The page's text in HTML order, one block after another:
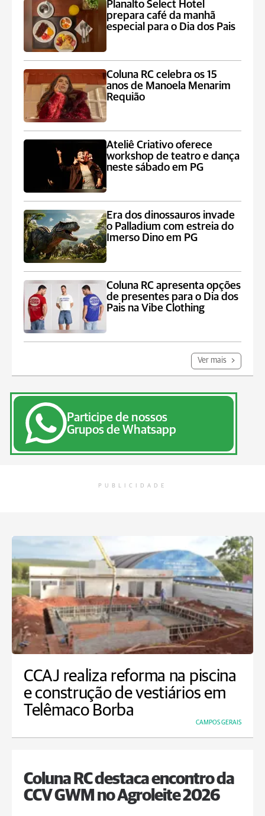
Planalto Select Hotel
prepara café da manhã
especial para o Dia dos Pais
Coluna RC celebra os 15
anos de Manoela Menarim
Requião
Ateliê Criativo oferece
workshop de teatro e dança
neste sábado em PG
Era dos dinossauros invade
o Palladium com estreia do
Imerso Dino em PG
Coluna RC apresenta opções
de presentes para o Dia dos
Pais na Vibe Clothing
Ver mais
Participe de nossos
Grupos de Whatsapp
PUBLICIDADE
CCAJ realiza reforma na piscina
e construção de vestiários em
Telêmaco Borba
CAMPOS GERAIS
Coluna RC destaca encontro da
CCV GWM no Agroleite 2026